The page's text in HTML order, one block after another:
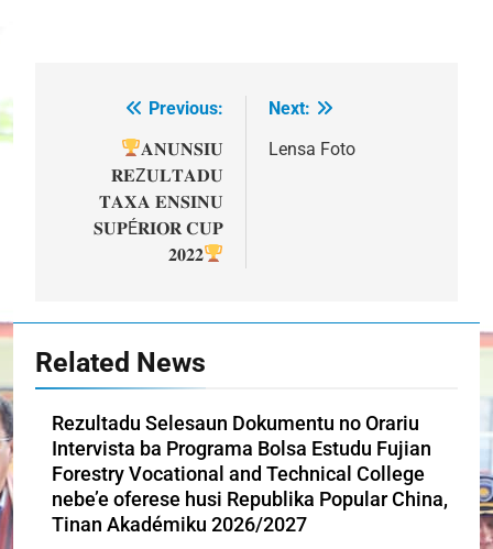
navigation
Previous:
𝐀𝐍𝐔𝐍𝐒𝐈𝐔
𝐑𝐄Z𝐔𝐋𝐓𝐀𝐃𝐔
𝐓𝐀𝐗𝐀 𝐄𝐍𝐒𝐈𝐍𝐔
𝐒𝐔𝐏É𝐑𝐈𝐎𝐑 𝐂𝐔𝐏
𝟐𝟎𝟐𝟐
Next:
Lensa Foto
Related News
Rezultadu Selesaun Dokumentu no Orariu
Intervista ba Programa Bolsa Estudu Fujian
Forestry Vocational and Technical College
nebe’e oferese husi Republika Popular China,
Tinan Akadémiku 2026/2027